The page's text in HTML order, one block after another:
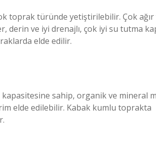
toprak türünde yetiştirilebilir. Çok
ve iyi drenajlı, çok iyi su tutma
elde edilir.
kapasitesine sahip, organik ve mineral
elde edilebilir. Kabak kumlu toprakta